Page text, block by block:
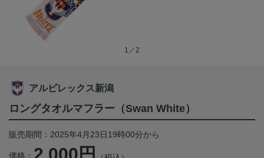
1／2
アルビレックス新潟
ロングタオルマフラー（Swan White）
販売期間：2025年4月23日19時00分から
価格：